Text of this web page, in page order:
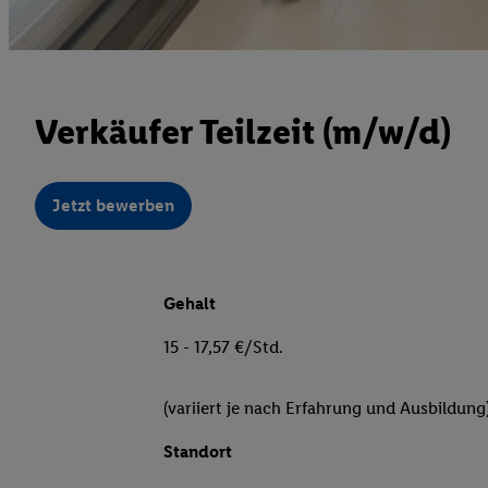
Verkäufer Teilzeit (m/w/d)
Jetzt bewerben
Gehalt
15 - 17,57 €/Std.
(variiert je nach Erfahrung und
Standort